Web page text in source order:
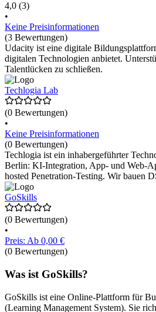
4,0 (3)
•
Keine Preisinformationen
(3 Bewertungen)
Udacity ist eine digitale
digitalen Technologien anbietet.
Talentlücken zu schließen.
Techlogia Lab
(0 Bewertungen)
•
Keine Preisinformationen
(0 Bewertungen)
Techlogia ist ein inhabergeführter
Berlin: KI-Integration, App- und Web-
hosted Penetration-Testing. Wir bauen
GoSkills
(0 Bewertungen)
•
Preis: Ab 0,00 €
(0 Bewertungen)
Was ist GoSkills?
GoSkills ist eine Online-Plattform für
(Learning Management System). Sie